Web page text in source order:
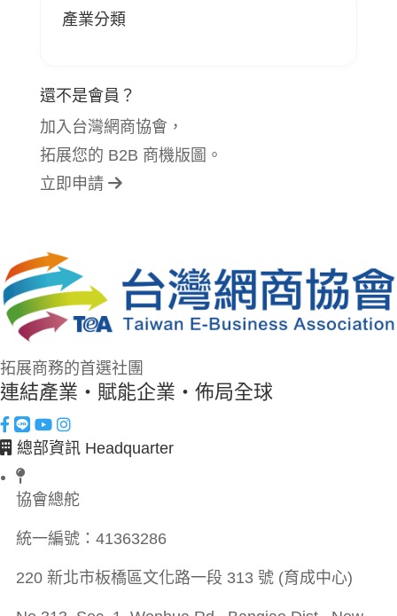
產業分類
還不是會員？
加入台灣網商協會，
拓展您的 B2B 商機版圖。
立即申請
拓展商務的首選社團
連結產業・賦能企業・佈局全球
總部資訊 Headquarter
協會總舵
統一編號： 41363286
220 新北市板橋區文化路一段 313 號 (育成中心)